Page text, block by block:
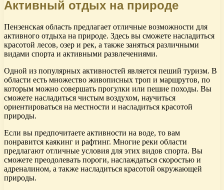
Активный отдых на природе
Пензенская область предлагает отличные возможности для
активного отдыха на природе. Здесь вы сможете насладиться
красотой лесов, озер и рек, а также заняться различными
видами спорта и активными развлечениями.
Одной из популярных активностей является пеший туризм. В
области есть множество живописных троп и маршрутов, по
которым можно совершать прогулки или пешие походы. Вы
сможете насладиться чистым воздухом, научиться
ориентироваться на местности и насладиться красотой
природы.
Если вы предпочитаете активности на воде, то вам
понравится каякинг и рафтинг. Многие реки области
предлагают отличные условия для этих видов спорта. Вы
сможете преодолевать пороги, наслаждаться скоростью и
адреналином, а также насладиться красотой окружающей
природы.